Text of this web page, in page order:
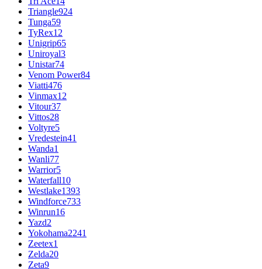
Triangle924
Tunga59
TyRex12
Unigrip65
Uniroyal3
Unistar74
Venom Power84
Viatti476
Vinmax12
Vitour37
Vittos28
Voltyre5
Vredestein41
Wanda1
Wanli77
Warrior5
Waterfall10
Westlake1393
Windforce733
Winrun16
Yazd2
Yokohama2241
Zeetex1
Zelda20
Zeta9